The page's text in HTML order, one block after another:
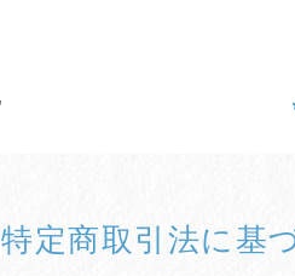
特定商取引法に基